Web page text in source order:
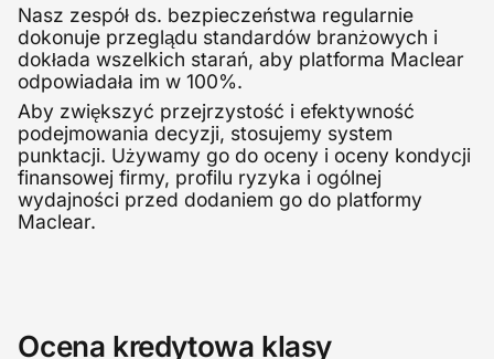
Nasz zespół ds. bezpieczeństwa regularnie
dokonuje przeglądu standardów branżowych i
dokłada wszelkich starań, aby platforma Maclear
odpowiadała im w 100%.
Aby zwiększyć przejrzystość i efektywność
podejmowania decyzji, stosujemy system
punktacji. Używamy go do oceny i oceny kondycji
finansowej firmy, profilu ryzyka i ogólnej
wydajności przed dodaniem go do platformy
Maclear.
Ocena kredytowa klasy